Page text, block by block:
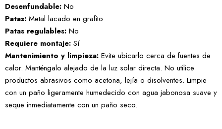
Desenfundable: No
Patas: Metal lacado en grafito
Patas regulables: No
Requiere montaje: Sí
Mantenimiento y limpieza: Evite ubicarlo cerca de fuentes de
calor. Manténgalo alejado de la luz solar directa. No utilice
productos abrasivos como acetona, lejía o disolventes. Limpie
con un paño ligeramente humedecido con agua jabonosa suave y
seque inmediatamente con un paño seco.